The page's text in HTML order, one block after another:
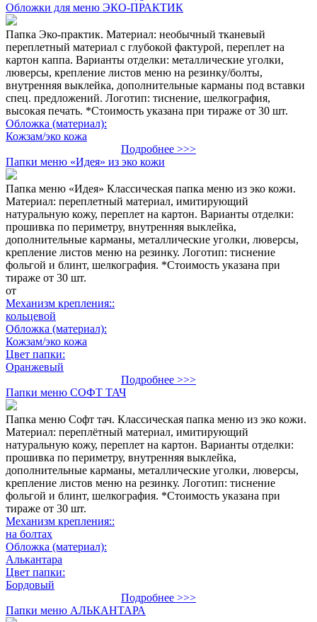
Обложки для меню ЭКО-ПРАКТИК
Папка Эко-практик. Материал: необычный тканевый
переплетный материал с глубокой фактурой, переплет на
картон каппа. Варианты отделки: металлические уголки,
люверсы, крепление листов меню на резинку/болты,
внутренняя выклейка, дополнительные карманы под вставки
спец. предложений. Логотип: тиснение, шелкография,
высокая печать. *Стоимость указана при тираже от 30 шт.
Обложка (материал):
Кожзам/эко кожа
Подробнее >>>
Папки меню «Идея» из эко кожи
Папка меню «Идея» Классическая папка меню из эко кожи.
Материал: переплетный материал, имитирующий
натуральную кожу, переплет на картон. Варианты отделки:
прошивка по периметру, внутренняя выклейка,
дополнительные карманы, металлические уголки, люверсы,
крепление листов меню на резинку. Логотип: тиснение
фольгой и блинт, шелкография. *Стоимость указана при
тираже от 30 шт.
от
Механизм крепления::
кольцевой
Обложка (материал):
Кожзам/эко кожа
Цвет папки:
Оранжевый
Подробнее >>>
Папки меню СОФТ ТАЧ
Папка меню Софт тач. Классическая папка меню из эко кожи.
Материал: переплётный материал, имитирующий
натуральную кожу, переплет на картон. Варианты отделки:
прошивка по периметру, внутренняя выклейка,
дополнительные карманы, металлические уголки, люверсы,
крепление листов меню на резинку. Логотип: тиснение
фольгой и блинт, шелкография. *Стоимость указана при
тираже от 30 шт.
Механизм крепления::
на болтах
Обложка (материал):
Алькантара
Цвет папки:
Бордовый
Подробнее >>>
Папки меню АЛЬКАНТАРА